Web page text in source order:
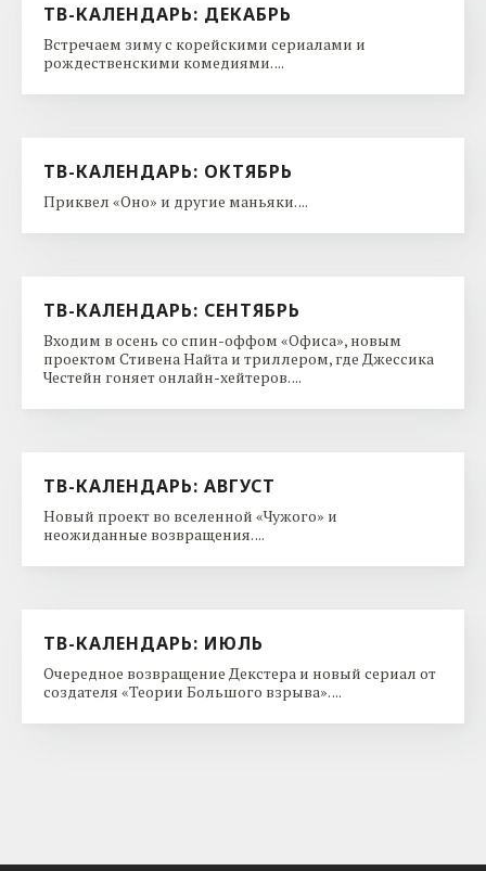
ТВ-КАЛЕНДАРЬ: ДЕКАБРЬ
Встречаем зиму с корейскими сериалами и
рождественскими комедиями. ...
ТВ-КАЛЕНДАРЬ: ОКТЯБРЬ
Приквел «Оно» и другие маньяки. ...
ТВ-КАЛЕНДАРЬ: СЕНТЯБРЬ
Входим в осень со спин-оффом «Офиса», новым
проектом Стивена Найта и триллером, где Джессика
Честейн гоняет онлайн-хейтеров. ...
ТВ-КАЛЕНДАРЬ: АВГУСТ
Новый проект во вселенной «Чужого» и
неожиданные возвращения. ...
ТВ-КАЛЕНДАРЬ: ИЮЛЬ
Очередное возвращение Декстера и новый сериал от
создателя «Теории Большого взрыва». ...